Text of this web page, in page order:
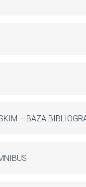
– BAZA